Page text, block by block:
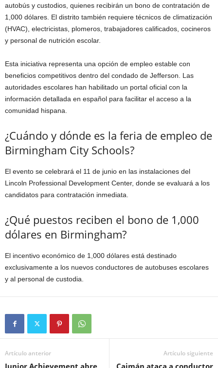
autobús y custodios, quienes recibirán un bono de contratación de
1,000 dólares. El distrito también requiere técnicos de climatización
(HVAC), electricistas, plomeros, trabajadores calificados, cocineros
y personal de nutrición escolar.
Esta iniciativa representa una opción de empleo estable con
beneficios competitivos dentro del condado de Jefferson. Las
autoridades escolares han habilitado un portal oficial con la
información detallada en español para facilitar el acceso a la
comunidad hispana.
¿Cuándo y dónde es la feria de empleo de
Birmingham City Schools?
El evento se celebrará el 11 de junio en las instalaciones del
Lincoln Professional Development Center, donde se evaluará a los
candidatos para contratación inmediata.
¿Qué puestos reciben el bono de 1,000
dólares en Birmingham?
El incentivo económico de 1,000 dólares está destinado
exclusivamente a los nuevos conductores de autobuses escolares
y al personal de custodia.
Artículo anterior
Junior Achievement abre
Artículo siguiente
Caimán ataca a conductor